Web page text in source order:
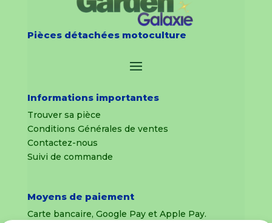
Pièces détachées motoculture
Informations importantes
Trouver sa pièce
Conditions Générales de ventes
Contactez-nous
Suivi de commande
Moyens de paiement
Carte bancaire, Google Pay et Apple Pay.